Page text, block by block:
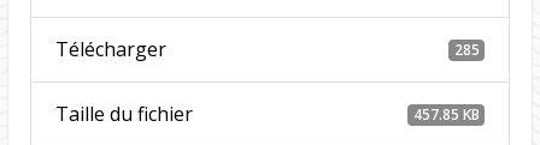
Télécharger 285
Taille du fichier 457.85 KB